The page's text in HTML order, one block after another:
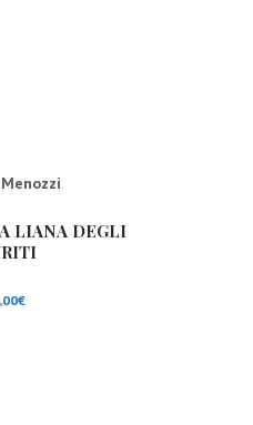
LIANA DEGLI
€